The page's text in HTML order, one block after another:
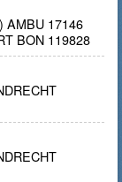
AMBU 17146
BON 119828